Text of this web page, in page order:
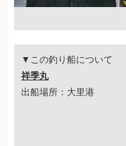
▼この釣り船について
祥季丸
出船場所：大里港